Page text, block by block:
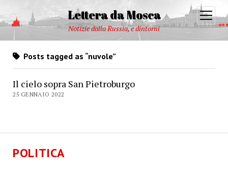
Lettera da Mosca
Notizie dalla Russia, e dintorni
open
menu
POLITICA
Posts tagged as “nuvole”
Il cielo sopra San Pietroburgo
25 GENNAIO 2022